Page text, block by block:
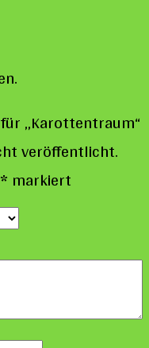
„Karottentraum“
veröffentlicht.
* markiert